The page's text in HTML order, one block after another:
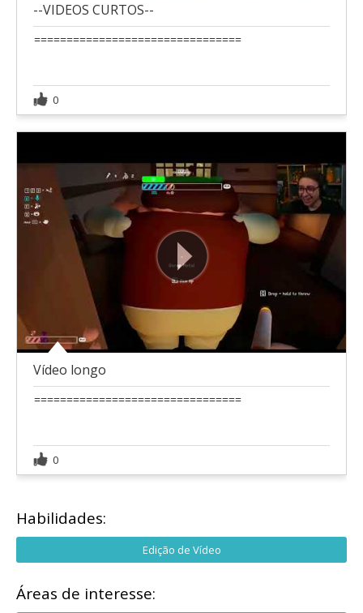
--VIDEOS CURTOS--
================================
0
Vídeo longo
================================
0
Habilidades:
Edição de Vídeo
Áreas de interesse: